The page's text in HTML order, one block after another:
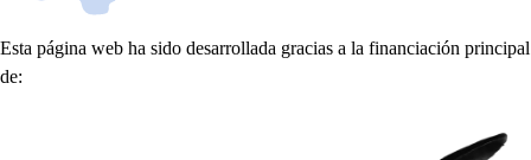
Esta página web ha sido desarrollada gracias a la financiación principal
de: